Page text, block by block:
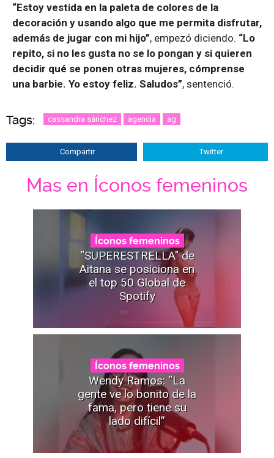
“Estoy vestida en la paleta de colores de la
decoración y usando algo que me permita disfrutar,
además de jugar con mi hijo”, empezó diciendo. “Lo
repito, si no les gusta no se lo pongan y si quieren
decidir qué se ponen otras mujeres, cómprense
una barbie. Yo estoy feliz. Saludos”, sentenció.
Tags: cassandra sánchez agencia ag
Compartir Twitter
Mas en Íconos femeninos
Íconos femeninos
“SUPERESTRELLA" de
Aitana se posiciona en
el top 50 Global de
Spotify
Íconos femeninos
Wendy Ramos: “La
gente ve lo bonito de la
fama, pero tiene su
lado difícil”